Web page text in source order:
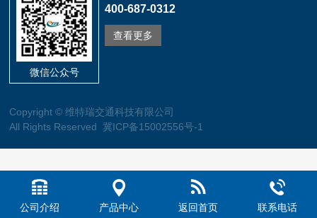
微信公众号
400-687-0312
查看更多
Copyright © 维特瑞交通科技有限公司
All Rights Reserved 冀ICP备15002556号-1
公司介绍 产品中心 返回首页 联系电话